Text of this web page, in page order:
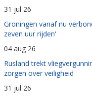
31 jul 26
Groningen vanaf nu
zeven uur rijden'
04 aug 26
Rusland trekt
zorgen over veiligheid
31 jul 26